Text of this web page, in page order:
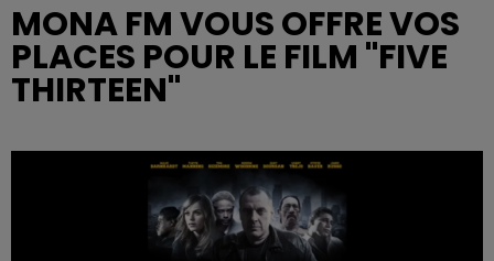
MONA FM VOUS OFFRE VOS
PLACES POUR LE FILM "FIVE
THIRTEEN"